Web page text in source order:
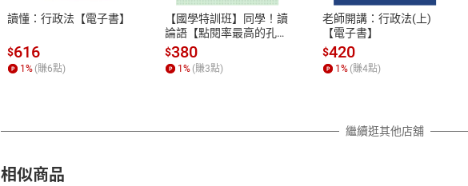
之權利，遽消費者保護法及通訊交
除權合理例外情事適用準則，依商
質各有不同規定。詳細退換貨說明
照各商品說明。
讀懂：行政法【電子書】
$616
1% (賺6點)
【國學特訓班】同學！讀
論語【點閱率最高的孔子
篇】逗趣的文配圖情境式
講解，學習聖人老師和學
霸弟子的高情商，開拓人
$380
1% (賺3點)
老師開講：行政法(上)
【電子書】
$420
1% (賺4點)
繼續逛其他店舖
相似商品